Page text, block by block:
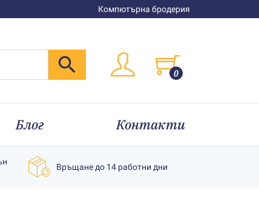
Компютърна бродерия
0
Блог Контакти
Връщане до 14 работни дни